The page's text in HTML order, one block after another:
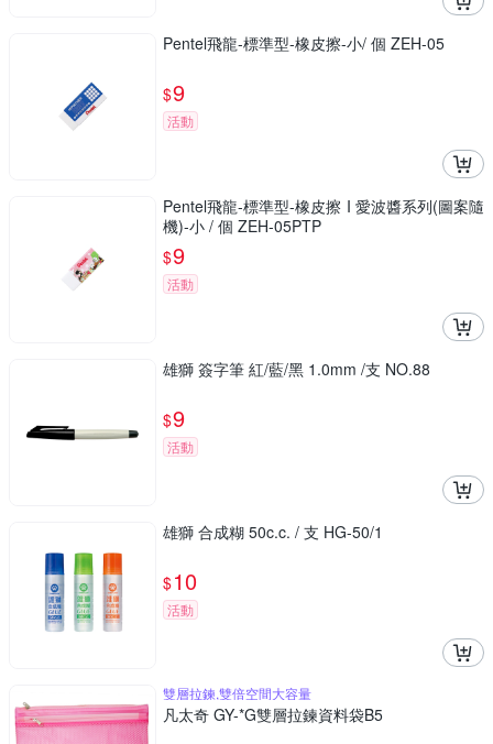
Pentel飛龍-標準型-橡皮擦-小/ 個 ZEH-05
$9
活動
Pentel飛龍-標準型-橡皮擦 I 愛波醬系列(圖案隨
機)-小 / 個 ZEH-05PTP
$9
活動
雄獅 簽字筆 紅/藍/黑 1.0mm /支 NO.88
$9
活動
雄獅 合成糊 50c.c. / 支 HG-50/1
$10
活動
雙層拉鍊,雙倍空間大容量
凡太奇 GY-*G雙層拉鍊資料袋B5